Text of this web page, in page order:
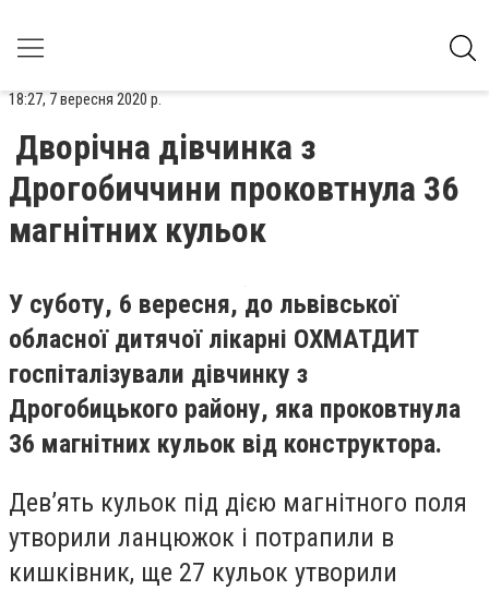
18:27, 7 вересня 2020 р.
Дворічна дівчинка з
Дрогобиччини проковтнула 36
магнітних кульок
У суботу, 6 вересня, до львівської
обласної дитячої лікарні ОХМАТДИТ
госпіталізували дівчинку з
Дрогобицького району, яка проковтнула
36 магнітних кульок від конструктора.
Дев’ять кульок під дією магнітного поля
утворили ланцюжок і потрапили в
кишківник, ще 27 кульок утворили